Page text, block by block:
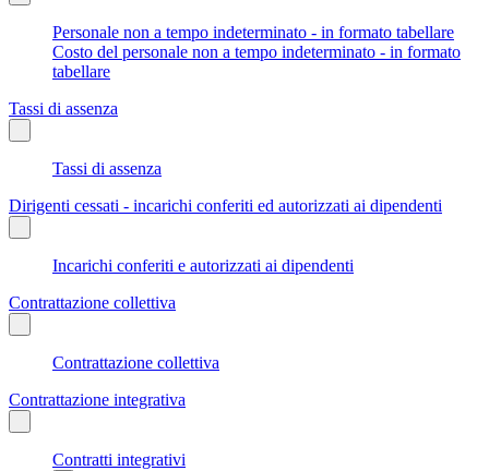
Personale non a tempo indeterminato - in formato tabellare
Costo del personale non a tempo indeterminato - in formato
tabellare
Tassi di assenza
Tassi di assenza
Dirigenti cessati - incarichi conferiti ed autorizzati ai dipendenti
Incarichi conferiti e autorizzati ai dipendenti
Contrattazione collettiva
Contrattazione collettiva
Contrattazione integrativa
Contratti integrativi